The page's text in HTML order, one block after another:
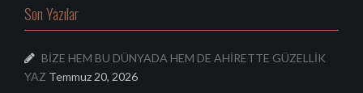
m
a
Son Yazılar
BİZE HEM BU DÜNYADA HEM DE AHİRETTE GÜZELLİK
YAZ Temmuz 20, 2026